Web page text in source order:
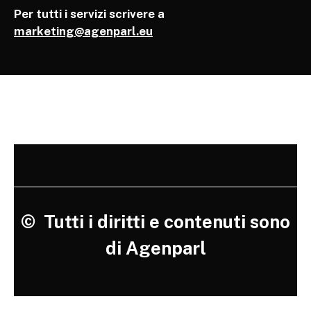
Per tutti i servizi scrivere a
marketing@agenparl.eu
© Tutti i diritti e contenuti sono
di Agenparl